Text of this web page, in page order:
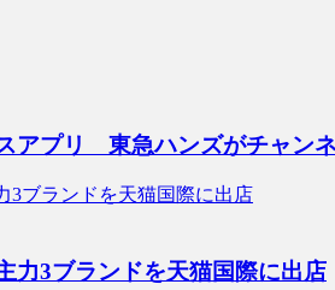
アプリ 東急ハンズがチャン
3ブランドを天猫国際に出店